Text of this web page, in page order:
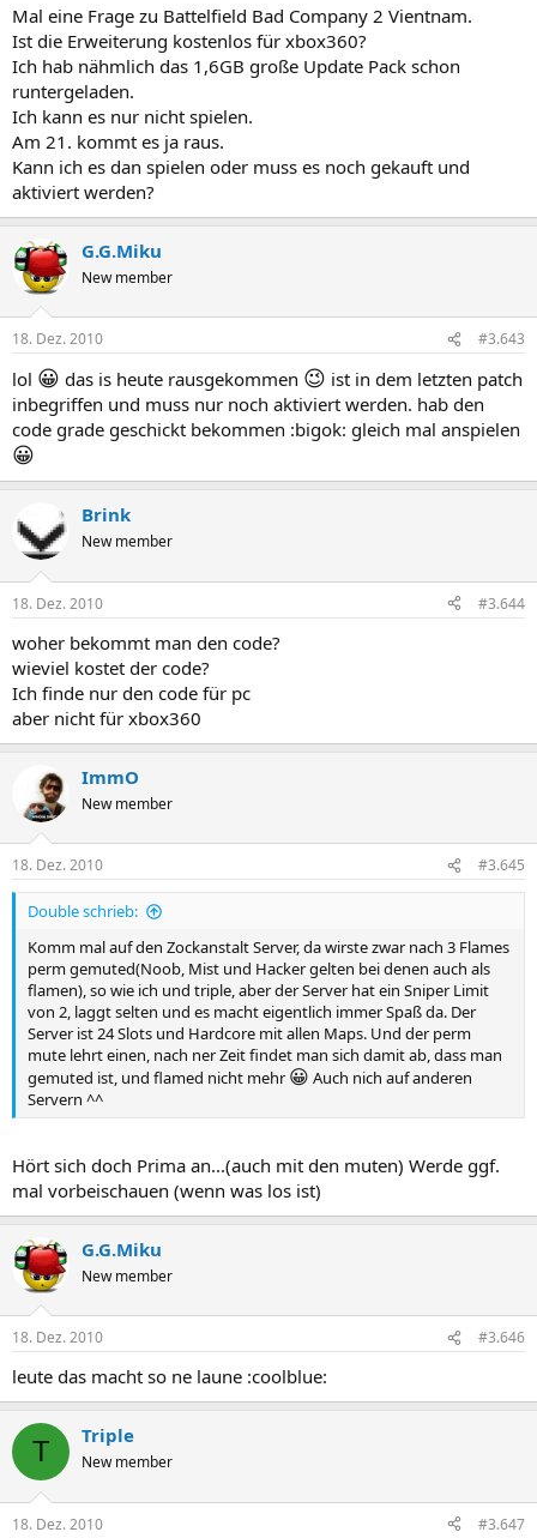
Mal eine Frage zu Battelfield Bad Company 2 Vientnam.
Ist die Erweiterung kostenlos für xbox360?
Ich hab nähmlich das 1,6GB große Update Pack schon
runtergeladen.
Ich kann es nur nicht spielen.
Am 21. kommt es ja raus.
Kann ich es dan spielen oder muss es noch gekauft und
aktiviert werden?
G.G.Miku
New member
18. Dez. 2010 #3.643
lol 😀 das is heute rausgekommen 😉 ist in dem letzten patch
inbegriffen und muss nur noch aktiviert werden. hab den
code grade geschickt bekommen :bigok: gleich mal anspielen
😀
Brink
New member
18. Dez. 2010 #3.644
woher bekommt man den code?
wieviel kostet der code?
Ich finde nur den code für pc
aber nicht für xbox360
ImmO
New member
18. Dez. 2010 #3.645
Double schrieb:
Komm mal auf den Zockanstalt Server, da wirste zwar nach 3 Flames
perm gemuted(Noob, Mist und Hacker gelten bei denen auch als
flamen), so wie ich und triple, aber der Server hat ein Sniper Limit
von 2, laggt selten und es macht eigentlich immer Spaß da. Der
Server ist 24 Slots und Hardcore mit allen Maps. Und der perm
mute lehrt einen, nach ner Zeit findet man sich damit ab, dass man
gemuted ist, und flamed nicht mehr 😀 Auch nich auf anderen
Servern ^^
Hört sich doch Prima an...(auch mit den muten) Werde ggf.
mal vorbeischauen (wenn was los ist)
G.G.Miku
New member
18. Dez. 2010 #3.646
leute das macht so ne laune :coolblue:
T Triple
New member
18. Dez. 2010 #3.647